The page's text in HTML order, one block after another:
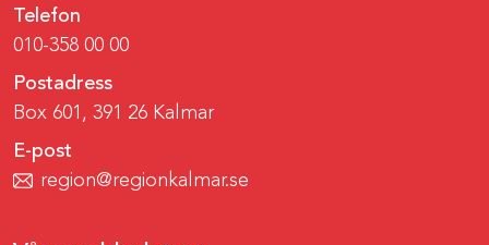
Telefon
010-358 00 00
Postadress
Box 601, 391 26 Kalmar
E-post
region@regionkalmar.se